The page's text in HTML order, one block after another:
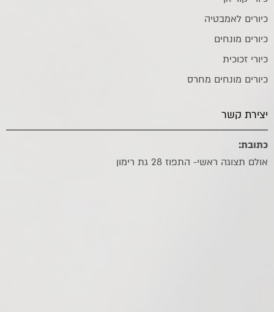
כיורים לאמבטיה
כיורים מונחים
כיורי זכוכית
כיורים מונחים מחרס
יצירת קשר
כתובת:
אולם תצוגה ראשי- התפוז 28 גת רימון